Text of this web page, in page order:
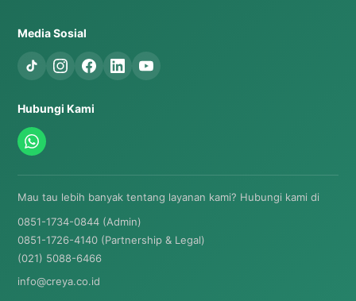
Media Sosial
Hubungi Kami
Mau tau lebih banyak tentang layanan kami? Hubungi kami di
0851-1734-0844 (Admin)
0851-1726-4140 (Partnership & Legal)
(021) 5088-6466
info@creya.co.id